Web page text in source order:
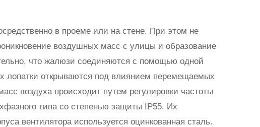
в проеме или на стене. При этом не
воздушных масс с улицы и образование
что жалюзи соединяются с помощью одной
лопатки открываются под влиянием перемещаемых
воздуха происходит путем регулировки частоты
типа со степенью защиты IP55. Их
вентилятора используется оцинкованная сталь.